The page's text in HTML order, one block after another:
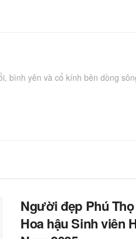
bình yên và cổ kính bên dòng
Người đẹp Phú
Hoa hậu Sinh viên